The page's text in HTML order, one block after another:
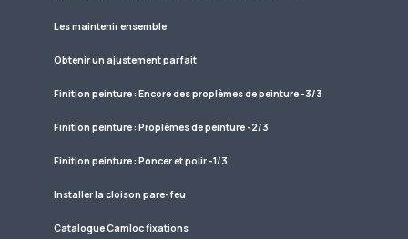
Les maintenir ensemble
Obtenir un ajustement parfait
Finition peinture : Encore des proplèmes de peinture -3/3
Finition peinture : Proplèmes de peinture -2/3
Finition peinture : Poncer et polir -1/3
Installer la cloison pare-feu
Catalogue Camloc fixations